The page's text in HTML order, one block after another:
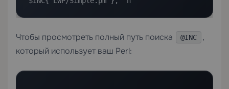
Чтобы просмотреть полный путь поиска @INC
,
который использует ваш Perl: